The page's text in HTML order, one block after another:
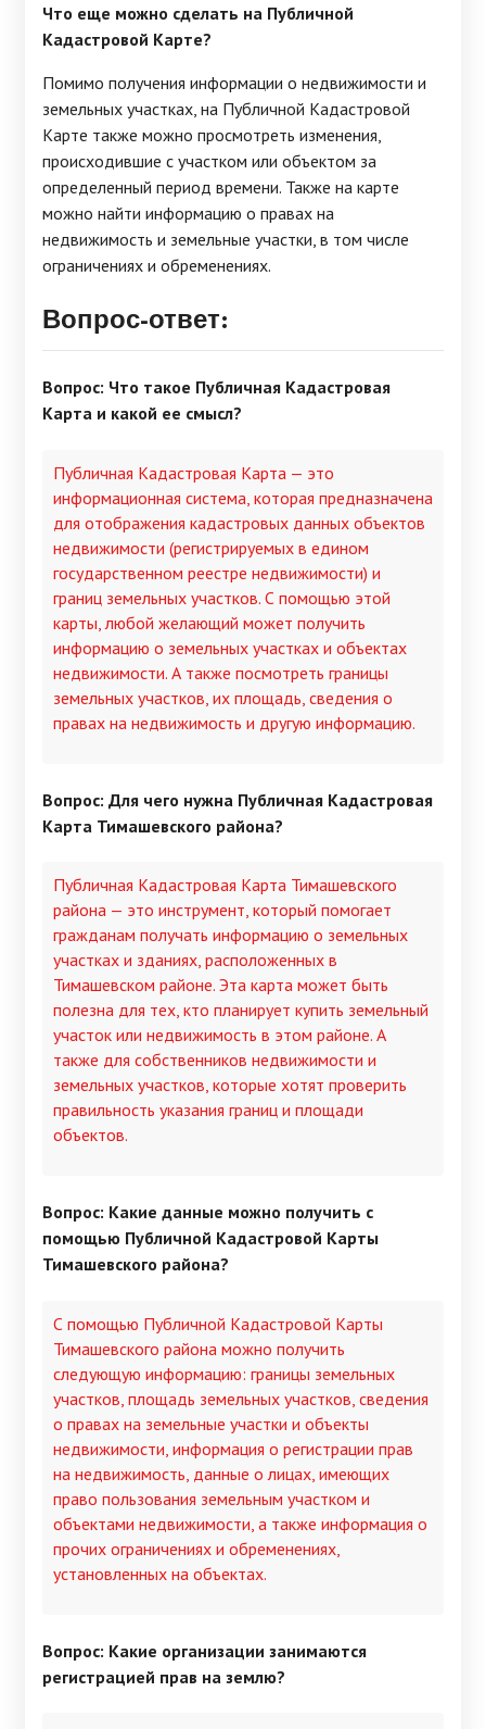
Что еще можно сделать на Публичной
Кадастровой Карте?
Помимо получения информации о недвижимости и
земельных участках, на Публичной Кадастровой
Карте также можно просмотреть изменения,
происходившие с участком или объектом за
определенный период времени. Также на карте
можно найти информацию о правах на
недвижимость и земельные участки, в том числе
ограничениях и обременениях.
Вопрос-ответ:
Вопрос: Что такое Публичная Кадастровая
Карта и какой ее смысл?
Публичная Кадастровая Карта — это
информационная система, которая предназначена
для отображения кадастровых данных объектов
недвижимости (регистрируемых в едином
государственном реестре недвижимости) и
границ земельных участков. С помощью этой
карты, любой желающий может получить
информацию о земельных участках и объектах
недвижимости. А также посмотреть границы
земельных участков, их площадь, сведения о
правах на недвижимость и другую информацию.
Вопрос: Для чего нужна Публичная Кадастровая
Карта Тимашевского района?
Публичная Кадастровая Карта Тимашевского
района — это инструмент, который помогает
гражданам получать информацию о земельных
участках и зданиях, расположенных в
Тимашевском районе. Эта карта может быть
полезна для тех, кто планирует купить земельный
участок или недвижимость в этом районе. А
также для собственников недвижимости и
земельных участков, которые хотят проверить
правильность указания границ и площади
объектов.
Вопрос: Какие данные можно получить с
помощью Публичной Кадастровой Карты
Тимашевского района?
С помощью Публичной Кадастровой Карты
Тимашевского района можно получить
следующую информацию: границы земельных
участков, площадь земельных участков, сведения
о правах на земельные участки и объекты
недвижимости, информация о регистрации прав
на недвижимость, данные о лицах, имеющих
право пользования земельным участком и
объектами недвижимости, а также информация о
прочих ограничениях и обременениях,
установленных на объектах.
Вопрос: Какие организации занимаются
регистрацией прав на землю?